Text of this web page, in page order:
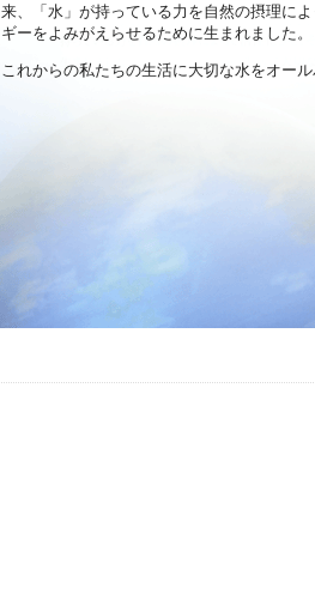
来、「水」が持っている力を自然の摂理に
ギーをよみがえらせるために生まれました。
これからの私たちの生活に大切な水をオー